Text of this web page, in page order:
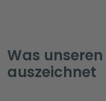
Was
auszeichnet